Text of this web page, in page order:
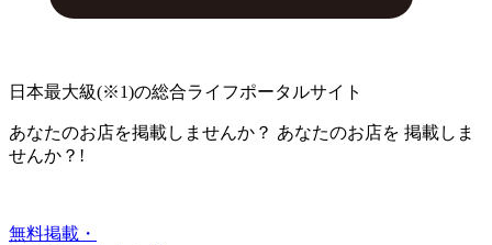
日本最大級(※1)の総合ライフポータルサイト
あなたのお店を掲載しませんか？ あなたのお店を 掲載しま
せんか？!
無料掲載・